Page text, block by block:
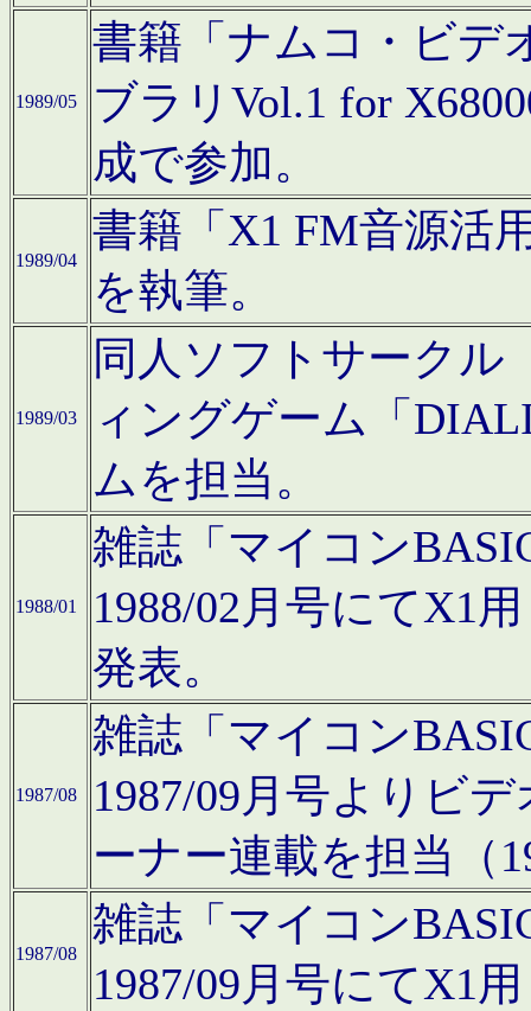
1989/05
書籍「ナムコ・ビデ
ブラリVol.1 for
成で参加。
1989/04
書籍「X1 FM音源活
を執筆。
1989/03
同人ソフトサークル
ィングゲーム「
ムを担当。
1988/01
雑誌「マイコン
1988/02月号にてX1
発表。
1987/08
雑誌「マイコン
1987/09月号よりビ
ーナー連載を担当（
1987/08
雑誌「マイコン
1987/09月号にてX1